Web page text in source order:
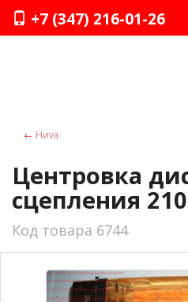
+7 (347) 216-01-26
← Ниvа
Центровка
сцепления
Код товара 6744